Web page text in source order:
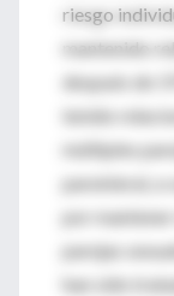
riesgo
mantenido
después de
tenido
múltiples
parenteral, a
por
parejas
han sido